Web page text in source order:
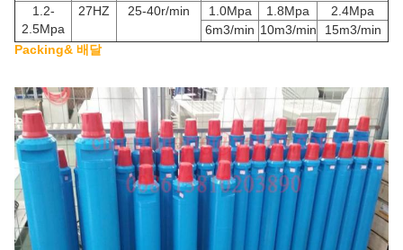
1.2-
2.5Mpa
27HZ 25-40r/min 1.0Mpa 1.8Mpa
2.4Mpa
6m3/min 10m3/min
15m3/min
Packing& 배달